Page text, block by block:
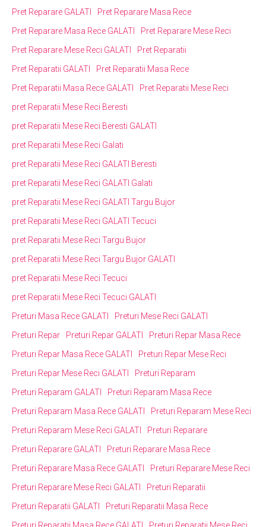
Pret Reparare GALATI
Pret Reparare Masa Rece
Pret Reparare Masa Rece GALATI
Pret Reparare Mese Reci
Pret Reparare Mese Reci GALATI
Pret Reparatii
Pret Reparatii GALATI
Pret Reparatii Masa Rece
Pret Reparatii Masa Rece GALATI
Pret Reparatii Mese Reci
pret Reparatii Mese Reci Beresti
pret Reparatii Mese Reci Beresti GALATI
pret Reparatii Mese Reci Galati
pret Reparatii Mese Reci GALATI Beresti
pret Reparatii Mese Reci GALATI Galati
pret Reparatii Mese Reci GALATI Targu Bujor
pret Reparatii Mese Reci GALATI Tecuci
pret Reparatii Mese Reci Targu Bujor
pret Reparatii Mese Reci Targu Bujor GALATI
pret Reparatii Mese Reci Tecuci
pret Reparatii Mese Reci Tecuci GALATI
Preturi Masa Rece GALATI
Preturi Mese Reci GALATI
Preturi Repar
Preturi Repar GALATI
Preturi Repar Masa Rece
Preturi Repar Masa Rece GALATI
Preturi Repar Mese Reci
Preturi Repar Mese Reci GALATI
Preturi Reparam
Preturi Reparam GALATI
Preturi Reparam Masa Rece
Preturi Reparam Masa Rece GALATI
Preturi Reparam Mese Reci
Preturi Reparam Mese Reci GALATI
Preturi Reparare
Preturi Reparare GALATI
Preturi Reparare Masa Rece
Preturi Reparare Masa Rece GALATI
Preturi Reparare Mese Reci
Preturi Reparare Mese Reci GALATI
Preturi Reparatii
Preturi Reparatii GALATI
Preturi Reparatii Masa Rece